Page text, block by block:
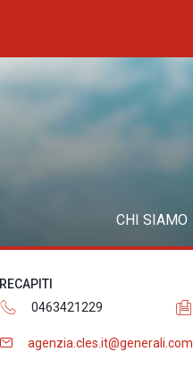
CHI SIAMO
RECAPITI
0463421229
agenzia.cles.it@generali.com